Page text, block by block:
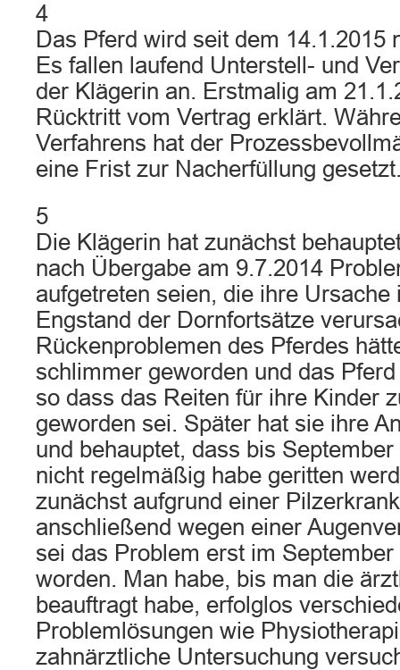
4
Das Pferd wird seit dem 14.1.2015
Es fallen laufend Unterstell- und
der Klägerin an. Erstmalig am
Rücktritt vom Vertrag erklärt.
Verfahrens hat der
eine Frist zur Nacherfüllung
5
Die Klägerin hat zunächst
nach Übergabe am 9.7.2014
aufgetreten seien, die ihre Ursache
Engstand der Dornfortsätze
Rückenproblemen des Pferdes
schlimmer geworden und das
so dass das Reiten für ihre Kinder
geworden sei. Später hat sie ihre
und behauptet, dass bis
nicht regelmäßig habe geritten
zunächst aufgrund einer
anschließend wegen einer
sei das Problem erst im
worden. Man habe, bis man die
beauftragt habe, erfolglos
Problemlösungen wie
zahnärztliche Untersuchung